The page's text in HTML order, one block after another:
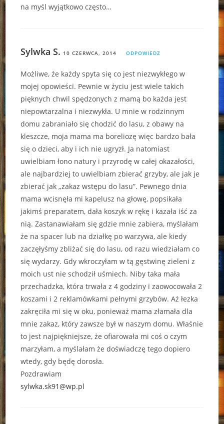
na myśl wyjątkowo często…
Sylwka S. 10 CZERWCA, 2014 ODPOWIEDZ
Możliwe, że każdy spyta się co jest niezwykłego w
mojej opowieści. Pewnie w życiu jest wiele takich
pięknych chwil spędzonych z mamą bo każda jest
niepowtarzalna i niezwykła. U mnie w rodzinnym
domu zabraniało się chodzić do lasu, z obawy na
kleszcze, moja mama ma boreliozę więc bardzo bała
się o dzieci, aby i ich nie ugryzł. Ja natomiast
uwielbiam łono natury i przyrodę w całej okazałości,
ale najbardziej to uwielbiam zbierać grzyby, ale jak je
zbierać jak „zakaz wstępu do lasu”. Pewnego dnia
mama wcisnęła mi kapelusz na głowę, popsikała
jakimś preparatem, dała koszyk w rękę i kazała iść za
nią. Zastanawiałam się gdzie mnie zabiera, myślałam
że na spacer lub na działkę po warzywa, ale kiedy
zaczęłyśmy zbliżać się do lasu, od razu wiedziałam co
się wydarzy. Gdy wkroczyłam w tą gęstwinę zieleni z
moich ust nie schodził uśmiech. Niby taka mała
przechadzka, która trwała z 4 godziny i zaowocowała 2
koszami i 2 reklamówkami pełnymi grzybów. Aż łezka
zakręciła mi się w oku, ponieważ mama złamała dla
mnie zakaz, który zawsze był w naszym domu. Właśnie
to jest najpiękniejsze, że ofiarowała mi coś o czym
marzyłam, a myślałam że doświadczę tego dopiero
wtedy, gdy będę dorosła.
Pozdrawiam
sylwka.sk91@wp.pl